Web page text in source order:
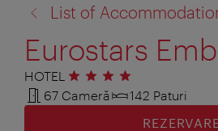
la:
List of
Eurostars
HOTEL 4 stele
67 Cameră
142 Paturi
REZERVARE